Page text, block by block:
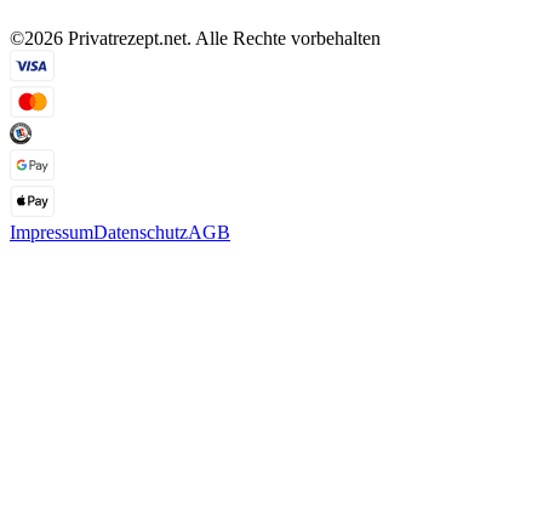
©2026 Privatrezept.net. Alle Rechte vorbehalten
ImpressumDatenschutzAGB